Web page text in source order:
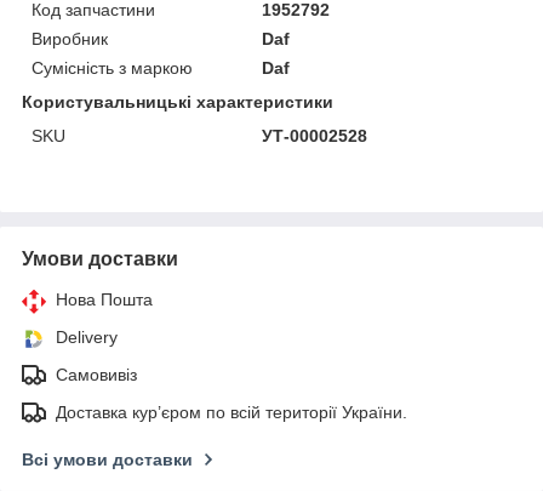
Код запчастини
1952792
Виробник
Daf
Сумісність з маркою
Daf
Користувальницькі характеристики
SKU
УТ-00002528
Умови доставки
Нова Пошта
Delivery
Самовивіз
Доставка кур’єром по всій території України.
Всі умови доставки